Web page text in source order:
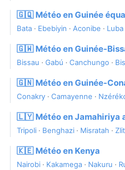
🇬🇶 Météo en Guinée
Bata · Ebebiyin · Aconibe · Luba
🇬🇼 Météo en Guinée-
Bissau · Gabú · Canchungo ·
🇬🇳 Météo en Guinée-
Conakry · Camayenne ·
🇱🇾 Météo en Jamahiriya
Tripoli · Benghazi · Misratah ·
🇰🇪 Météo en Kenya
Nairobi · Kakamega · Nakuru ·